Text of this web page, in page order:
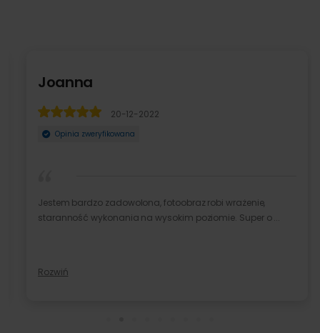
Joanna
20-12-2022
Opinia zweryfikowana
Jestem bardzo zadowolona, fotoobraz robi wrażenie,
staranność wykonania na wysokim poziomie. Super o ...
Rozwiń